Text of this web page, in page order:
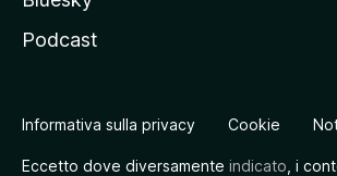
Podcast
Informativa sulla privacy Cookie
Eccetto dove diversamente indicato , i